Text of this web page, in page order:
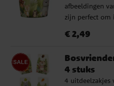
afbeeldingen
zijn perfect om
een afmeting
Prijs :€ 2,49
€ 2,49
4 stuks
4 uitdeelzakjes